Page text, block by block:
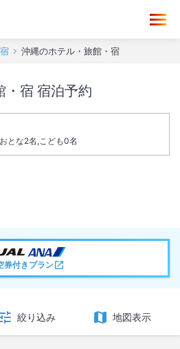
沖縄のホテル・旅館・宿
沖縄のホテル・旅館・宿 宿泊予約
とな2名,こども0名
券付きプラン
絞り込み 地図表示